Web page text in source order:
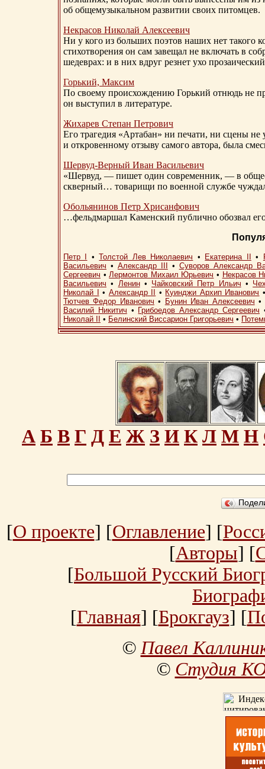
об общемузыкальном развитии своих питомцев.
Некрасов Николай Алексеевич
Ни у кого из больших поэтов наших нет такого
стихотворения он сам завещал не включать в
шедеврах: и в них вдруг резнет ухо
Горький, Максим
По своему происхождению Горький отнюдь не
он выступил в литературе.
Жихарев Степан Петрович
Его трагедия «Артабан» ни печати, ни сцены
и откровенному отзыву самого автора, была
Шервуд-Верный Иван Васильевич
«Шервуд, — пишет один современник, — в
скверный… товарищи по военной службе
Обольянинов Петр Хрисанфович
…фельдмаршал Каменский публично обозвал
Петр I •Толстой Лев Николаевич • Екатерина II •
Васильевич • Александр III • Суворов Александр
Сергеевич •Лермонтов Михаил Юрьевич • Некрасов
Васильевич • Ленин• Чайковский Петр Ильич •
Николай I
• Александр II • Куинджи Архип Иванович
Тютчев Федор Иванович • Бунин Иван Алексеевич •
Василий Никитич • Грибоедов Александр Сергеевич
Николай II
• Белинский Виссарион Григорьевич •
А Б В Г Д Е Ж З И К Л М Н
[О проекте] [Оглавление] [
[Авторы] [
[Большой Русский
[Главная] [Брокгауз] [
©Павел
© Студия